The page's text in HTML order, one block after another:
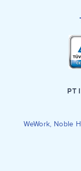
PT
WeWork, Noble